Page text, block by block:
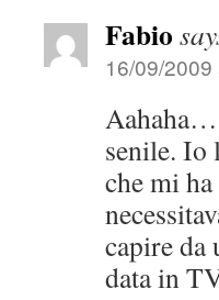
Fabio
16/09/
senile. Io
che mi
capire da
data in